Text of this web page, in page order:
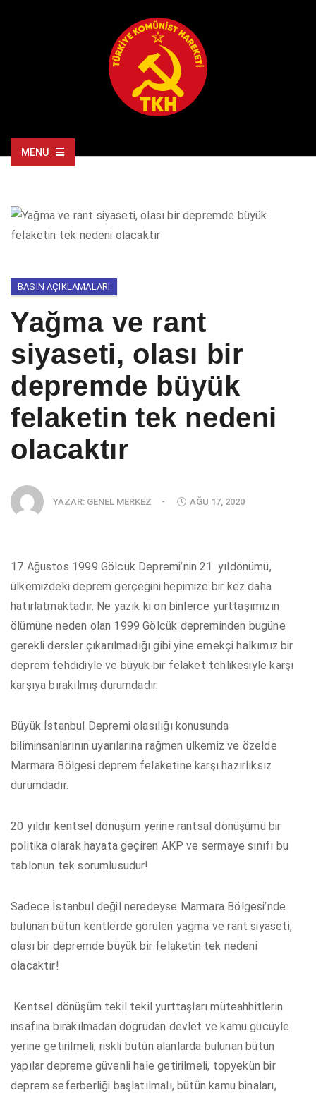
MENU
BASIN AÇIKLAMALARI
Yağma ve rant
siyaseti, olası bir
depremde büyük
felaketin tek nedeni
olacaktır
YAZAR: GENEL MERKEZ - AĞU 17, 2020
17 Ağustos 1999 Gölcük Depremi’nin 21. yıldönümü,
ülkemizdeki deprem gerçeğini hepimize bir kez daha
hatırlatmaktadır. Ne yazık ki on binlerce yurttaşımızın
ölümüne neden olan 1999 Gölcük depreminden bugüne
gerekli dersler çıkarılmadığı gibi yine emekçi halkımız bir
deprem tehdidiyle ve büyük bir felaket tehlikesiyle karşı
karşıya bırakılmış durumdadır.
Büyük İstanbul Depremi olasılığı konusunda
biliminsanlarının uyarılarına rağmen ülkemiz ve özelde
Marmara Bölgesi deprem felaketine karşı hazırlıksız
durumdadır.
20 yıldır kentsel dönüşüm yerine rantsal dönüşümü bir
politika olarak hayata geçiren AKP ve sermaye sınıfı bu
tablonun tek sorumlusudur!
Sadece İstanbul değil neredeyse Marmara Bölgesi’nde
bulunan bütün kentlerde görülen yağma ve rant siyaseti,
olası bir depremde büyük bir felaketin tek nedeni
olacaktır!
Kentsel dönüşüm tekil tekil yurttaşları müteahhitlerin
insafına bırakılmadan doğrudan devlet ve kamu gücüyle
yerine getirilmeli, riskli bütün alanlarda bulunan bütün
yapılar depreme güvenli hale getirilmeli, topyekün bir
deprem seferberliği başlatılmalı, bütün kamu binaları,